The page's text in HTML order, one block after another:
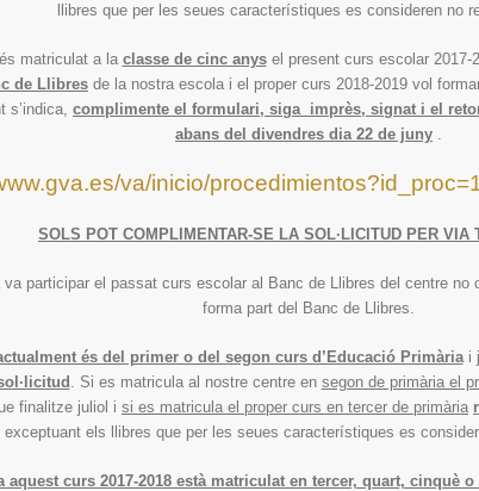
llibres que per les seues característiques es consideren no
matriculat a la classe de cinc anysel present curs escolar 2017-
de Llibres de la nostra escola i el proper curs 2018-2019 vol formar
s’indica, complimente el formulari, siga imprès, signat i el
abans del divendres dia 22 de juny .
va/inicio/
SOLS POT COMPLIMENTAR-SE LA SOL·LICITUD PER VIA
participar el passat curs escolar al Banc de Llibres del centre no
forma part del Banc de Llibres.
és del primer o del segon curs d’Educació Primàriai
. Si es matricula al nostre centre en segon de primària el
finalitze juliol i si es matricula el proper curs en tercer de primària
exceptuant els llibres que per les seues característiques es
curs 2017-2018 està matriculat en tercer, quart, cinquè